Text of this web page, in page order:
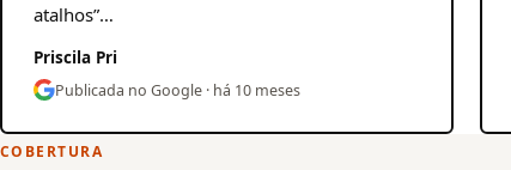
atalhos”…
Priscila Pri
Publicada no Google · há 10 meses
COBERTURA